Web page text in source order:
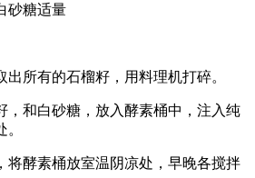
糖适量
所有的石榴籽，用料理机打碎。
和白砂糖，放入酵素桶中，注入纯
酵素桶放室温阴凉处，早晚各搅拌